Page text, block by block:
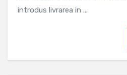
introdus livrarea in ...